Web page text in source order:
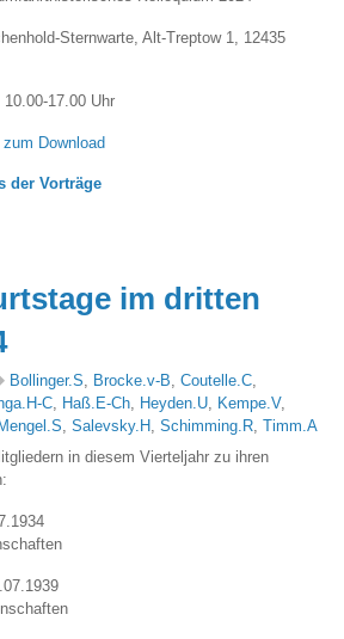
Sternwarte, Alt-Treptow 1, 12435
17.00 Uhr
Download
der Vorträge
im dritten
Bollinger.S, Brocke.v-B,Coutelle.C,
C, Haß.E-Ch, Heyden.U, Kempe.V,
Mengel.S,Salevsky.H ,Schimming.R,Timm.A
in diesem Vierteljahr zu ihren